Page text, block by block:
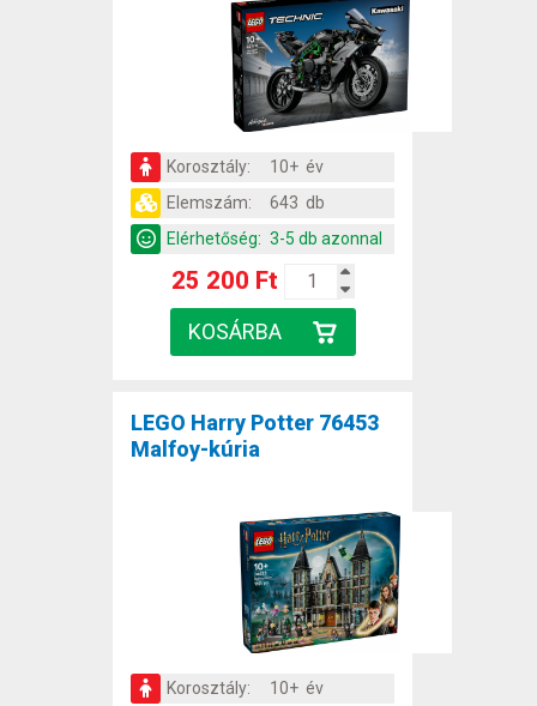
Korosztály:
10+ év
Elemszám:
643 db
Elérhetőség: 3-5 db azonnal
25 200 Ft
LEGO Harry Potter 76453
Malfoy-kúria
Korosztály:
10+ év